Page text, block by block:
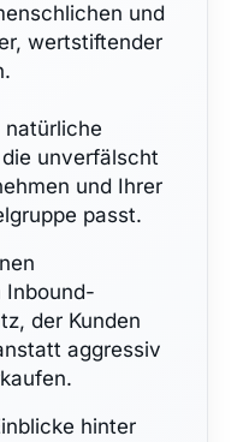
und
wertstiftender
natürliche
unverfälscht
und Ihrer
passt.
Inbound-
der Kunden
aggressiv
hinter